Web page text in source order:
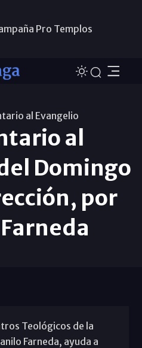
Pro Templos
al Evangelio
al
Domingo
por
Teológicos de la
Farneda, ayuda a